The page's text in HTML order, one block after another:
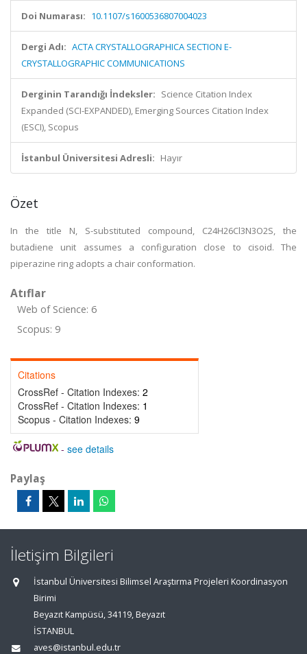
Doi Numarası: 10.1107/s1600536807004023
Dergi Adı: ACTA CRYSTALLOGRAPHICA SECTION E-
CRYSTALLOGRAPHIC COMMUNICATIONS
Derginin Tarandığı İndeksler: Science Citation Index
Expanded (SCI-EXPANDED), Emerging Sources Citation Index
(ESCI), Scopus
İstanbul Üniversitesi Adresli: Hayır
Özet
In the title N, S-substituted compound, C24H26Cl3N3O2S, the
butadiene unit assumes a configuration close to cisoid. The
piperazine ring adopts a chair conformation.
Atıflar
Web of Science: 6
Scopus: 9
Citations
CrossRef - Citation Indexes: 2
CrossRef - Citation Indexes: 1
Scopus - Citation Indexes: 9
- see details
Paylaş
İletişim Bilgileri
İstanbul Üniversitesi Bilimsel Araştırma Projeleri Koordinasyon
Birimi
Beyazıt Kampüsü, 34119, Beyazıt
İSTANBUL
aves@istanbul.edu.tr